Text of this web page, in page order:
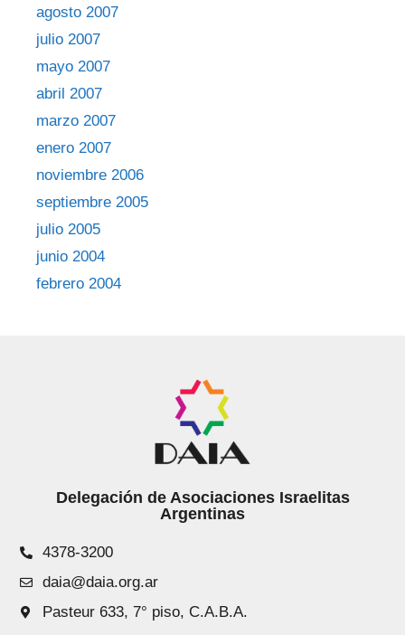
agosto 2007
julio 2007
mayo 2007
abril 2007
marzo 2007
enero 2007
noviembre 2006
septiembre 2005
julio 2005
junio 2004
febrero 2004
Delegación de Asociaciones Israelitas
Argentinas
4378-3200
daia@daia.org.ar
Pasteur 633, 7° piso, C.A.B.A.